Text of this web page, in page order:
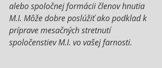
alebo spoločnej formácii členov hnutia
M.I. Môže dobre poslúžiť ako podklad k
príprave mesačných stretnutí
spoločenstiev M.I. vo vašej farnosti.